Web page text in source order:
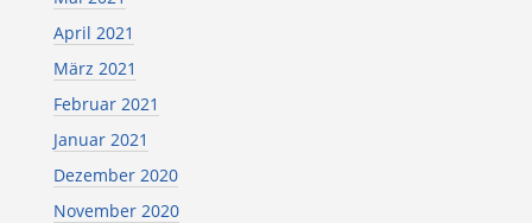
April 2021
März 2021
Februar 2021
Januar 2021
Dezember 2020
November 2020